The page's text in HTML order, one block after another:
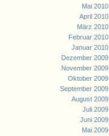
Mai 2010
April 2010
März 2010
Februar 2010
Januar 2010
Dezember 2009
November 2009
Oktober 2009
September 2009
August 2009
Juli 2009
Juni 2009
Mai 2009